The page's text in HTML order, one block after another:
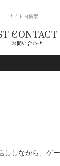
CONTACT
お問い合わせ
ししながら、ゲー